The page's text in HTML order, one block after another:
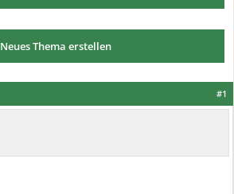
Neues Thema erstellen
#1